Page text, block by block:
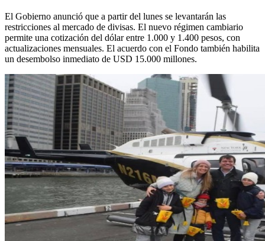
El Gobierno anunció que a partir del lunes se levantarán las
restricciones al mercado de divisas. El nuevo régimen cambiario
permite una cotización del dólar entre 1.000 y 1.400 pesos, con
actualizaciones mensuales. El acuerdo con el Fondo también habilita
un desembolso inmediato de USD 15.000 millones.